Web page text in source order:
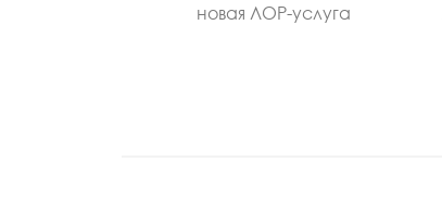
новая ЛОР-услуга